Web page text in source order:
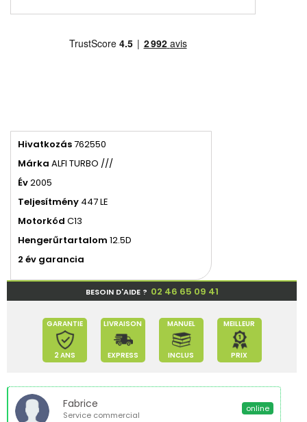
Hivatkozás762550
Márka ALFI TURBO ///
Év2005
Teljesítmény 447 LE
Motorkód C13
Hengerűrtartalom 12.5D
2 év garancia
BESOIN D'AIDE ? 02 46 65 09 41
GARANTIE
2 ANS
LIVRAISON
EXPRESS
MANUEL
INCLUS
MEILLEUR
PRIX
Fabrice
Service commercial
online